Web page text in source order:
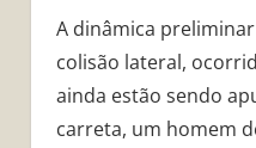
A dinâmica
colisão lateral,
ainda estão sendo
carreta, um homem